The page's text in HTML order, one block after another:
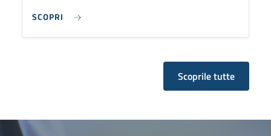
SCOPRI
Scoprile tutte